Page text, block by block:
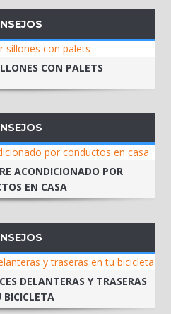
CON PALETS
ACONDICIONADO POR
EN CASA
DELANTERAS Y TRASERAS
BICICLETA